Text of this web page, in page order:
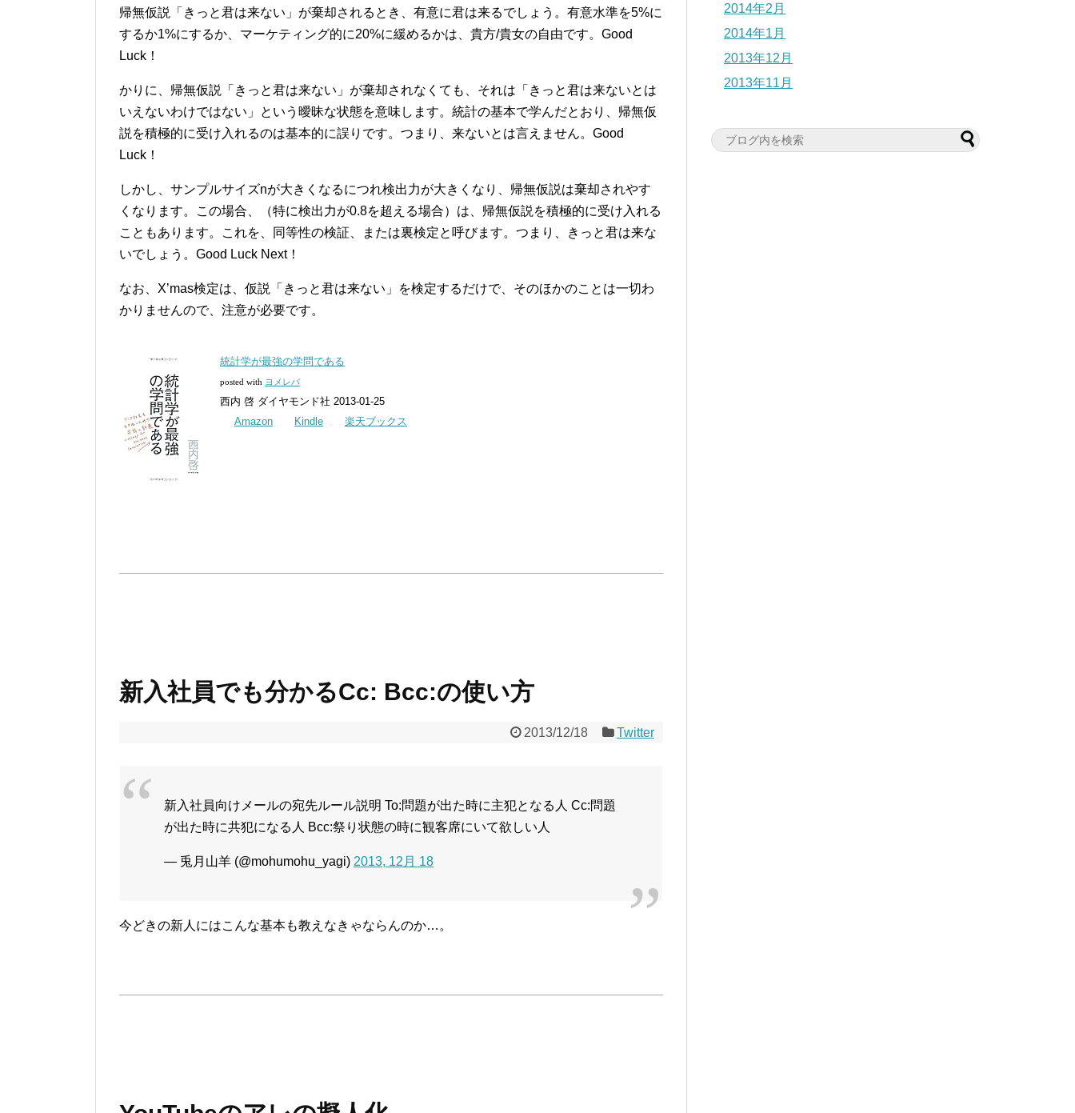
帰無仮説「きっと君は来ない」が棄却されるとき、有意に君は来るでしょう。有意水準を5%に
するか1%にするか、マーケティング的に20%に緩めるかは、貴方/貴女の自由です。Good
Luck！
かりに、帰無仮説「きっと君は来ない」が棄却されなくても、それは「きっと君は来ないとは
いえないわけではない」という曖昧な状態を意味します。統計の基本で学んだとおり、帰無仮
説を積極的に受け入れるのは基本的に誤りです。つまり、来ないとは言えません。Good
Luck！
しかし、サンプルサイズnが大きくなるにつれ検出力が大きくなり、帰無仮説は棄却されやす
くなります。この場合、（特に検出力が0.8を超える場合）は、帰無仮説を積極的に受け入れる
こともあります。これを、同等性の検証、または裏検定と呼びます。つまり、きっと君は来な
いでしょう。Good Luck Next！
なお、X’mas検定は、仮説「きっと君は来ない」を検定するだけで、そのほかのことは一切わ
かりませんので、注意が必要です。
統計学が最強の学問である
posted with ヨメレバ
西内 啓 ダイヤモンド社 2013-01-25
Amazon
Kindle 楽天ブックス
新入社員でも分かるCc: Bcc:の使い方
2013/12/18 Twitter
新入社員向けメールの宛先ルール説明 To:問題が出た時に主犯となる人 Cc:問題
が出た時に共犯になる人 Bcc:祭り状態の時に観客席にいて欲しい人
— 兎月山羊 (@mohumohu_yagi) 2013, 12月 18
今どきの新人にはこんな基本も教えなきゃならんのか…。
2014年2月
2014年1月
2013年12月
2013年11月